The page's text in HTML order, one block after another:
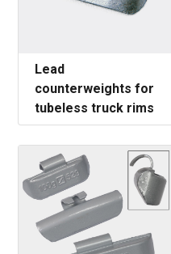
Lead
counterweights for
tubeless truck rims